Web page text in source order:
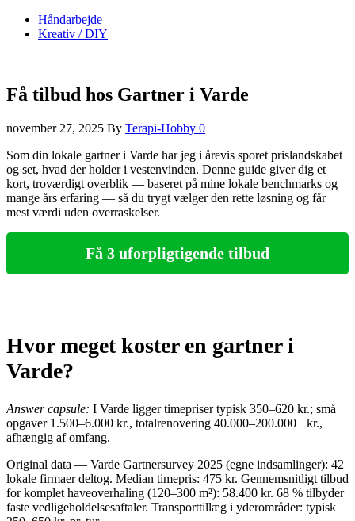
Håndarbejde
Kreativ / DIY
Få tilbud hos Gartner i Varde
november 27, 2025 By Terapi-Hobby 0
Som din lokale gartner i Varde har jeg i årevis sporet prislandskabet
og set, hvad der holder i vestenvinden. Denne guide giver dig et
kort, troværdigt overblik — baseret på mine lokale benchmarks og
mange års erfaring — så du trygt vælger den rette løsning og får
mest værdi uden overraskelser.
Få 3 uforpligtigende tilbud
Hvor meget koster en gartner i
Varde?
Answer capsule: I Varde ligger timepriser typisk 350–620 kr.; små
opgaver 1.500–6.000 kr., totalrenovering 40.000–200.000+ kr.,
afhængig af omfang.
Original data — Varde Gartnersurvey 2025 (egne indsamlinger): 42
lokale firmaer deltog. Median timepris: 475 kr. Gennemsnitligt tilbud
for komplet haveoverhaling (120–300 m²): 58.400 kr. 68 % tilbyder
faste vedligeholdelsesaftaler. Transporttillæg i yderområder: typisk